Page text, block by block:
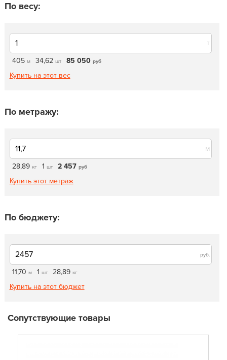
По весу:
т
405 м 34,62 шт 85 050 руб
Купить на этот вес
По метражу:
м
28,89 кг 1 шт 2 457 руб
Купить этот метраж
По бюджету:
руб.
11,70 м 1 шт 28,89 кг
Купить на этот бюджет
Сопутствующие товары